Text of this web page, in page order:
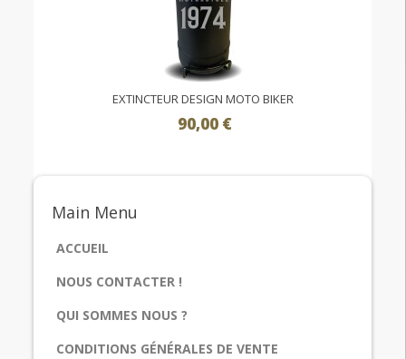
EXTINCTEUR DESIGN MOTO BIKER
90,00 €
Main Menu
ACCUEIL
NOUS CONTACTER !
QUI SOMMES NOUS ?
CONDITIONS GÉNÉRALES DE VENTE